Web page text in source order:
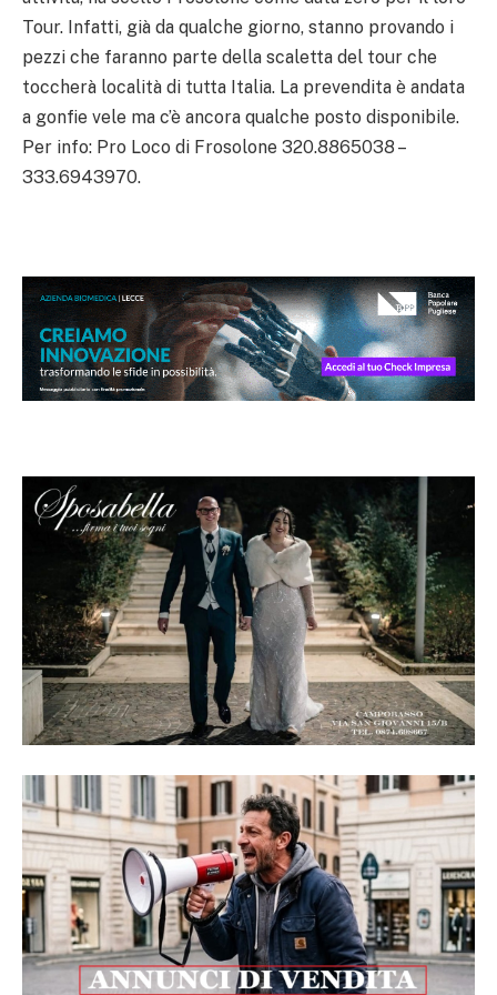
Tour. Infatti, già da qualche giorno, stanno provando i
pezzi che faranno parte della scaletta del tour che
toccherà località di tutta Italia. La prevendita è andata
a gonfie vele ma c’è ancora qualche posto disponibile.
Per info: Pro Loco di Frosolone 320.8865038 –
333.6943970.